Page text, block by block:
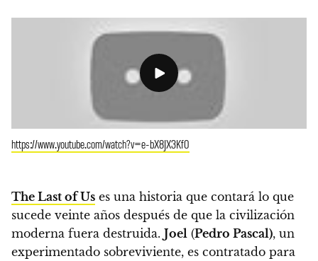
https://www.youtube.com/watch?v=e-bX8JX3Kf0
The Last of Us es una historia que contará lo que
sucede veinte años después de que la civilización
moderna fuera destruida. Joel (Pedro Pascal), un
experimentado sobreviviente, es contratado para